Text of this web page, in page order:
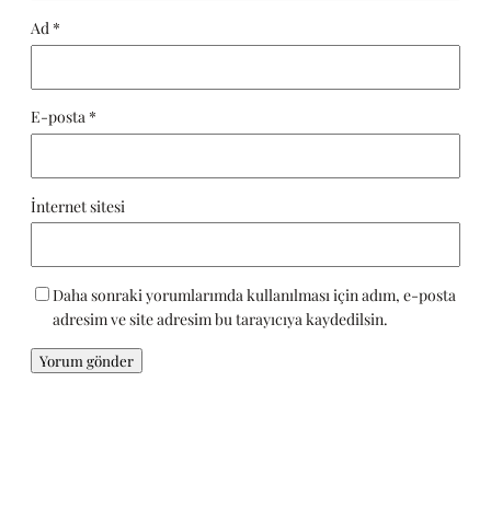
Ad *
E-posta *
İnternet sitesi
Daha sonraki yorumlarımda kullanılması için adım, e-posta
adresim ve site adresim bu tarayıcıya kaydedilsin.